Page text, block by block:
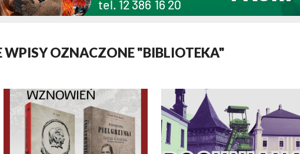
WPISY OZNACZONE "BIBLIOTEKA"